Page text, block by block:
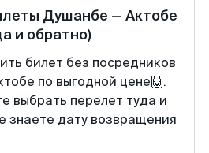
Душанбе — Актобе
и обратно)
билет без посредников
по выгодной цене🙌.
выбрать перелет туда и
знаете дату возвращения